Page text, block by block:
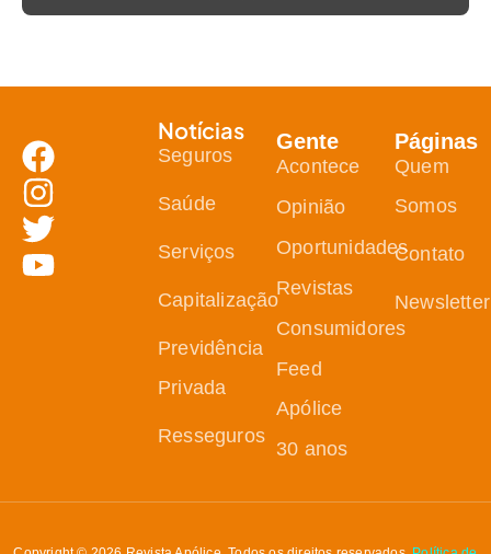
Notícias
Seguros
Saúde
Serviços
Capitalização
Previdência
Privada
Resseguros
Gente
Acontece
Opinião
Oportunidades
Revistas
Consumidores
Feed
Apólice
30 anos
Páginas
Quem
Somos
Contato
Newsletter